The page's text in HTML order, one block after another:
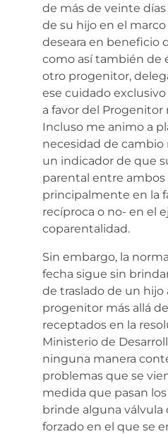
de más de veinte
de su hijo en el
deseara en beneficio
como así también de
otro progenitor,
ese cuidado
a favor del Progenitor
Incluso me animo a
necesidad de cambio
un indicador de que
parental entre
principalmente en la
recíproca o no- en el
coparentalidad.
Sin embargo, la
fecha sigue sin
de traslado de un
progenitor más allá
receptados en la
Ministerio de
ninguna manera
problemas que se
medida que pasan
brinde alguna válvula
forzado en el que se